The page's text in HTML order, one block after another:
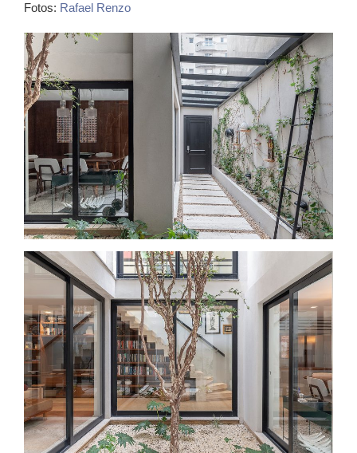
Fotos: Rafael Renzo